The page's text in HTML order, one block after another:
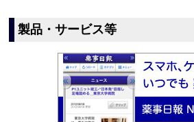
製品・サービス等